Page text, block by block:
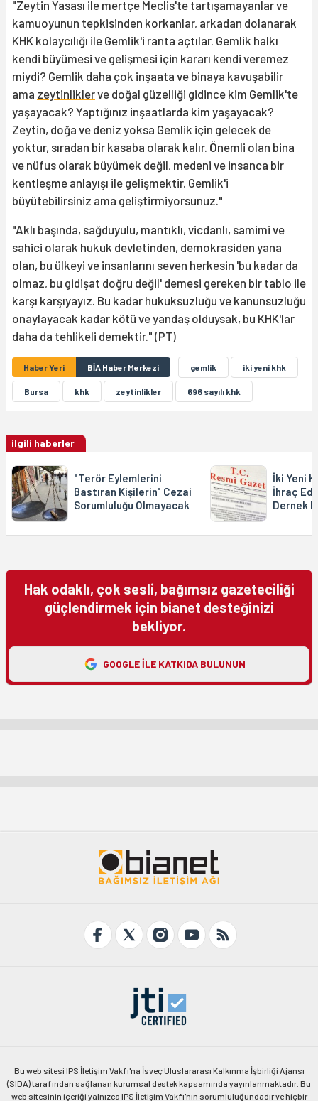
"Zeytin Yasası ile mertçe Meclis'te tartışamayanlar ve
kamuoyunun tepkisinden korkanlar, arkadan dolanarak
KHK kolaycılığı ile Gemlik'i ranta açtılar. Gemlik halkı
kendi büyümesi ve gelişmesi için kararı kendi veremez
miydi? Gemlik daha çok inşaata ve binaya kavuşabilir
ama zeytinliklerve doğal güzelliği gidince kim Gemlik'te
yaşayacak? Yaptığınız inşaatlarda kim yaşayacak?
Zeytin, doğa ve deniz yoksa Gemlik için gelecek de
yoktur, sıradan bir kasaba olarak kalır. Önemli olan bina
ve nüfus olarak büyümek değil, medeni ve insanca bir
kentleşme anlayışı ile gelişmektir. Gemlik'i
büyütebilirsiniz ama geliştirmiyorsunuz."
"Aklı başında, sağduyulu, mantıklı, vicdanlı, samimi ve
sahici olarak hukuk devletinden, demokrasiden yana
olan, bu ülkeyi ve insanlarını seven herkesin 'bu kadar da
olmaz, bu gidişat doğru değil' demesi gereken bir tablo ile
karşı karşıyayız. Bu kadar hukuksuzluğu ve kanunsuzluğu
onaylayacak kadar kötü ve yandaş olduysak, bu KHK'lar
daha da tehlikeli demektir." (PT)
Haber Yeri BİA Haber Merkezi gemlik iki yeni khk
Bursa khk zeytinlikler 696 sayılı khk
ilgili haberler
"Terör Eylemlerini
Bastıran Kişilerin" Cezai
Sorumluluğu Olmayacak
İki Yeni
İhraç
Dernek
Hak odaklı, çok sesli, bağımsız gazeteciliği
güçlendirmek için bianet desteğinizi
bekliyor.
GOOGLE ILE KATKIDA BULUNUN
Bu web sitesi IPS İletişim Vakfı'na İsveç Uluslararası Kalkınma İşbirliği Ajansı
(SIDA) tarafından sağlanan kurumsal destek kapsamında yayınlanmaktadır. Bu
web sitesinin içeriği yalnızca IPS İletişim Vakfı'nın sorumluluğundadır ve hiçbir